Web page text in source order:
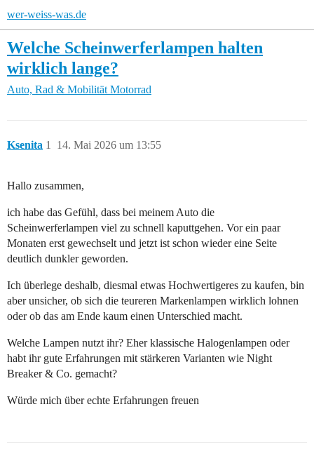
wer-weiss-was.de
Welche Scheinwerferlampen halten
wirklich lange?
Auto, Rad & Mobilität Motorrad
Ksenita 14. Mai 2026 um 13:55
1
Hallo zusammen,
ich habe das Gefühl, dass bei meinem Auto die
Scheinwerferlampen viel zu schnell kaputtgehen. Vor ein paar
Monaten erst gewechselt und jetzt ist schon wieder eine Seite
deutlich dunkler geworden.
Ich überlege deshalb, diesmal etwas Hochwertigeres zu kaufen, bin
aber unsicher, ob sich die teureren Markenlampen wirklich lohnen
oder ob das am Ende kaum einen Unterschied macht.
Welche Lampen nutzt ihr? Eher klassische Halogenlampen oder
habt ihr gute Erfahrungen mit stärkeren Varianten wie Night
Breaker & Co. gemacht?
Würde mich über echte Erfahrungen freuen